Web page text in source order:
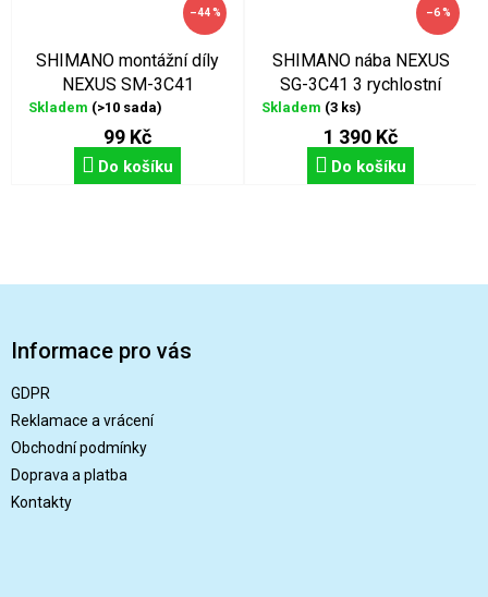
–44 %
SHIMANO montážní díly
NEXUS SM-3C41
Skladem (>10 sada)
99 Kč
Do košíku
–6 %
SHIMANO nába NEXUS
SG-3C41 3 rychlostní
Skladem (3 ks)
1 390 Kč
Do košíku
Informace pro vás
GDPR
Reklamace a vrácení
Obchodní podmínky
Doprava a platba
Kontakty